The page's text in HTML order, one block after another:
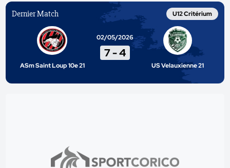
Dernier Match U12 Critérium
ASm Saint Loup 10e 21
02/05/2026
7-4
US Velauxienne 21